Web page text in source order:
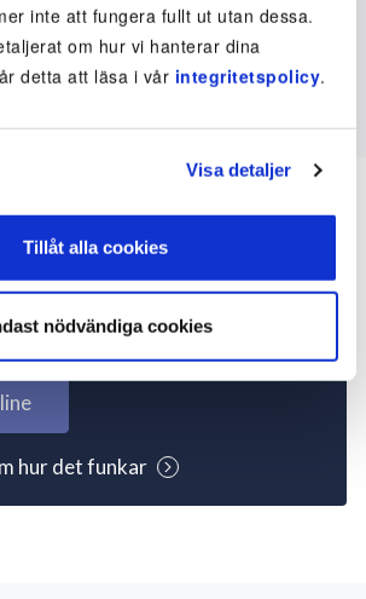
inte att fungera fullt ut utan dessa.
om hur vi hanterar dina
detta att läsa i vår integritetspolicy.
Visa detaljer
Tillåt alla cookies
nödvändiga cookies
ännu? Kom
hur det funkar